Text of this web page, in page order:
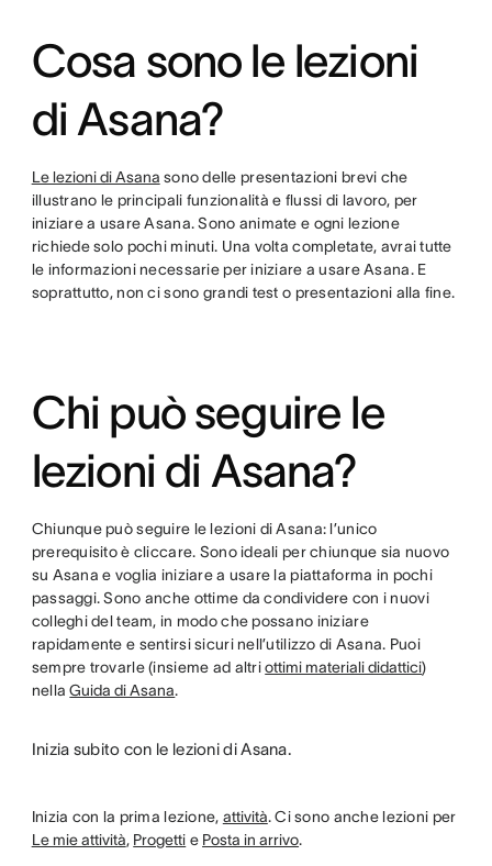
Cosa sono le lezioni
di Asana?
Le lezioni di Asana sono delle presentazioni brevi che
illustrano le principali funzionalità e flussi di lavoro, per
iniziare a usare Asana. Sono animate e ogni lezione
richiede solo pochi minuti. Una volta completate, avrai tutte
le informazioni necessarie per iniziare a usare Asana. E
soprattutto, non ci sono grandi test o presentazioni alla fine.
Chi può seguire le
lezioni di Asana?
Chiunque può seguire le lezioni di Asana: l’unico
prerequisito è cliccare. Sono ideali per chiunque sia nuovo
su Asana e voglia iniziare a usare la piattaforma in pochi
passaggi. Sono anche ottime da condividere con i nuovi
colleghi del team, in modo che possano iniziare
rapidamente e sentirsi sicuri nell’utilizzo di Asana. Puoi
sempre trovarle (insieme ad altriottimi materiali didattici)
nellaGuida di Asana.
Inizia subito con le lezioni di Asana.
Inizia con la prima lezione, attività. Ci sono anche lezioni per
Le mie attività, Progetti e Posta in arrivo.